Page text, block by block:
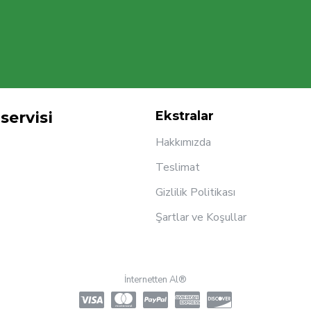
Ekstralar
Hakkımızda
Teslimat
Gizlilik Politikası
Şartlar ve Koşullar
İnternetten Al®